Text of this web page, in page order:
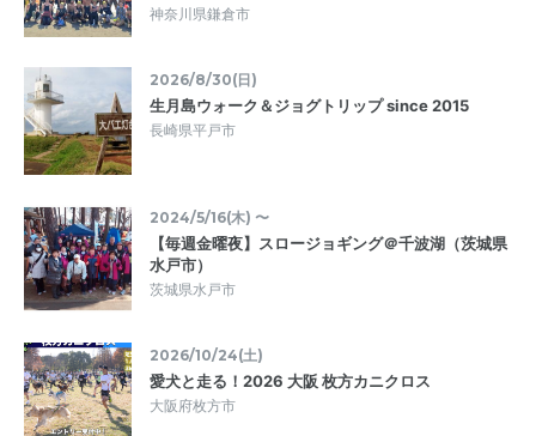
神奈川県鎌倉市
2026/8/30(日)
生月島ウォーク＆ジョグトリップ since 2015
長崎県平戸市
2024/5/16(木) 〜
【毎週金曜夜】スロージョギング＠千波湖（茨城県
水戸市）
茨城県水戸市
2026/10/24(土)
愛犬と走る！2026 大阪 枚方カニクロス
大阪府枚方市